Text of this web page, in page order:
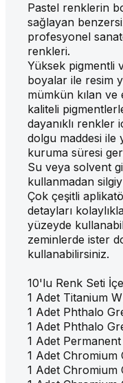
Pastel renklerin
sağlayan
profesyonel
renkleri.
Yüksek pigmentli
boyalar ile resim
mümkün kılan
kaliteli
dayanıklı renkler
dolgu maddesi ile
kuruma süresi
Su veya solvent
kullanmadan
Çok çeşitli
detayları
yüzeyde
zeminlerde ister
kullanabilirsiniz.
10'lu Renk Seti
1 Adet Titanium
1 Adet Phthalo
1 Adet Phthalo
1 Adet
1 Adet Chromium
1 Adet Chromium